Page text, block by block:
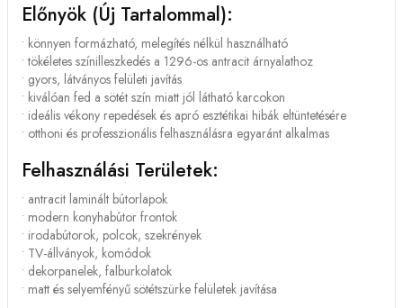
Előnyök (új Tartalommal):
• könnyen formázható, melegítés nélkül használható
• tökéletes színilleszkedés a 1296-os antracit árnyalathoz
• gyors, látványos felületi javítás
• kiválóan fed a sötét szín miatt jól látható karcokon
• ideális vékony repedések és apró esztétikai hibák eltüntetésére
• otthoni és professzionális felhasználásra egyaránt alkalmas
Felhasználási Területek:
• antracit laminált bútorlapok
• modern konyhabútor frontok
• irodabútorok, polcok, szekrények
• TV-állványok, komódok
• dekorpanelek, falburkolatok
• matt és selyemfényű sötétszürke felületek javítása